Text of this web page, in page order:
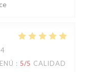
: 5/5 CALIDAD